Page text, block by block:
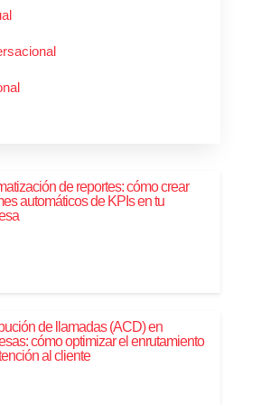
de reportes: cómo crear
automáticos de KPIs en tu
de llamadas (ACD) en
cómo optimizar el enrutamiento
al cliente